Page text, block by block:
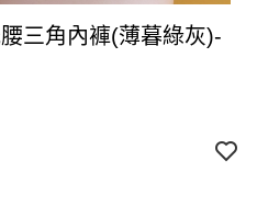
三角內褲(薄暮綠灰)-